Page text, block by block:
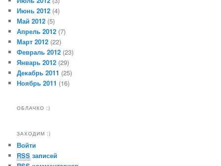
Июнь 2012 (4)
Май 2012 (5)
Апрель 2012 (7)
Март 2012 (22)
Февраль 2012 (23)
Январь 2012 (29)
Декабрь 2011 (25)
Ноябрь 2011 (16)
ОБЛАЧКО :)
ЗАХОДИМ :)
Войти
RSS записей